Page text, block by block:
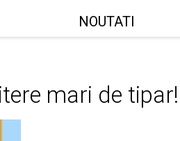
NOUTATI
mari de tipar!